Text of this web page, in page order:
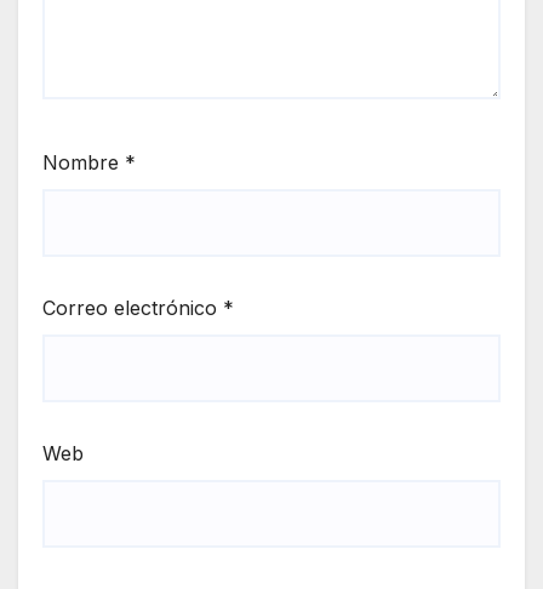
Nombre *
Correo electrónico *
Web